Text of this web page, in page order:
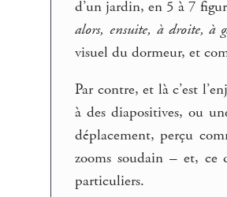
d’un jardin, en 5 à 7
alors, ensuite, à droite, à
visuel du dormeur, et
Par contre, et là c’est
à des diapositives, ou
déplacement, perçu
zooms soudain – et, ce
particuliers.